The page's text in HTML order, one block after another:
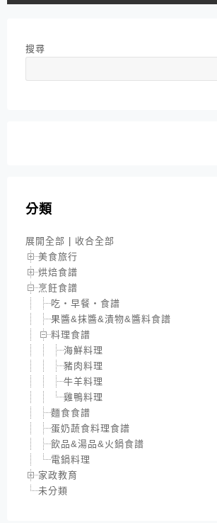
搜尋
分類
展開全部 | 收合全部
美食旅行
烘焙食譜
烹飪食譜
吃‧早餐‧食譜
果醬&抹醬&漬物&醬料食譜
料理食譜
海鮮料理
豬肉料理
牛羊料理
雞鴨料理
麵食食譜
蛋奶蔬食料理食譜
飲品&湯品&火鍋食譜
電鍋料理
家政教育
未分類